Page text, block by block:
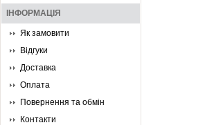
ІНФОРМАЦІЯ
Як замовити
Відгуки
Доставка
Оплата
Повернення та обмін
Контакти